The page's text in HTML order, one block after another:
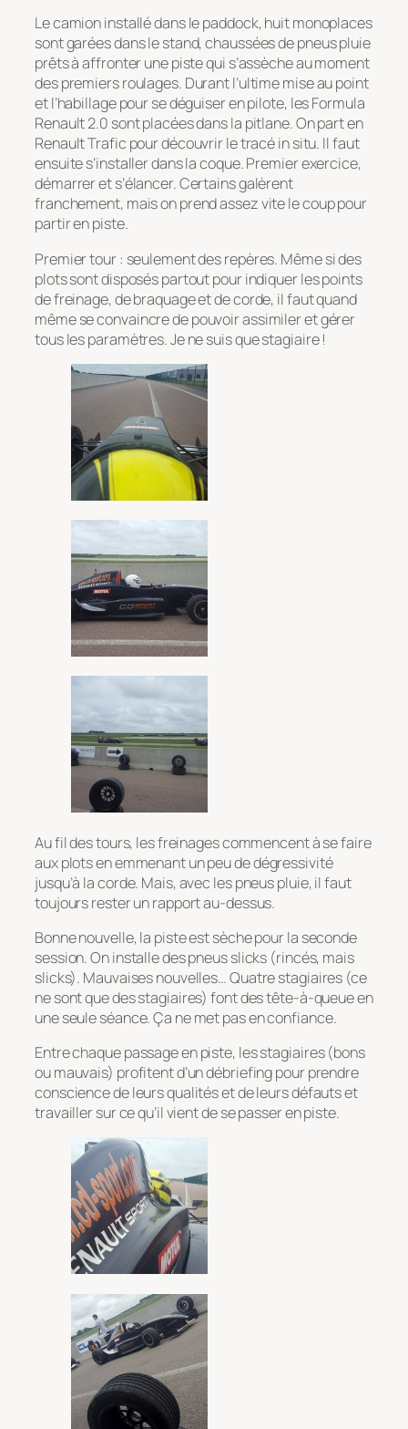
Le camion installé dans le paddock, huit monoplaces
sont garées dans le stand, chaussées de pneus pluie
prêts à affronter une piste qui s’assèche au moment
des premiers roulages. Durant l’ultime mise au point
et l’habillage pour se déguiser en pilote, les Formula
Renault 2.0 sont placées dans la pitlane. On part en
Renault Trafic pour découvrir le tracé in situ. Il faut
ensuite s’installer dans la coque. Premier exercice,
démarrer et s’élancer. Certains galèrent
franchement, mais on prend assez vite le coup pour
partir en piste.
Premier tour : seulement des repères. Même si des
plots sont disposés partout pour indiquer les points
de freinage, de braquage et de corde, il faut quand
même se convaincre de pouvoir assimiler et gérer
tous les paramètres. Je ne suis que stagiaire !
Au fil des tours, les freinages commencent à se faire
aux plots en emmenant un peu de dégressivité
jusqu’à la corde. Mais, avec les pneus pluie, il faut
toujours rester un rapport au-dessus.
Bonne nouvelle, la piste est sèche pour la seconde
session. On installe des pneus slicks (rincés, mais
slicks). Mauvaises nouvelles… Quatre stagiaires (ce
ne sont que des stagiaires) font des tête-à-queue en
une seule séance. Ça ne met pas en confiance.
Entre chaque passage en piste, les stagiaires (bons
ou mauvais) profitent d’un débriefing pour prendre
conscience de leurs qualités et de leurs défauts et
travailler sur ce qu’il vient de se passer en piste.